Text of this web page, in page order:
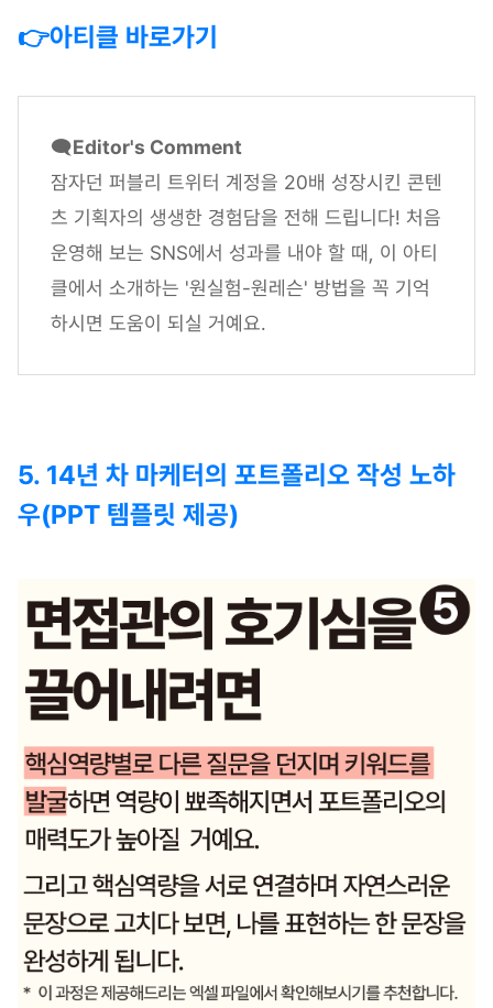
👉아티클 바로가기
🗨️Editor's Comment
잠자던 퍼블리 트위터 계정을 20배 성장시킨 콘텐
츠 기획자의 생생한 경험담을 전해 드립니다! 처음
운영해 보는 SNS에서 성과를 내야 할 때, 이 아티
클에서 소개하는 '원실험-원레슨' 방법을 꼭 기억
하시면 도움이 되실 거예요.
5. 14년 차 마케터의 포트폴리오 작성 노하
우(PPT 템플릿 제공)